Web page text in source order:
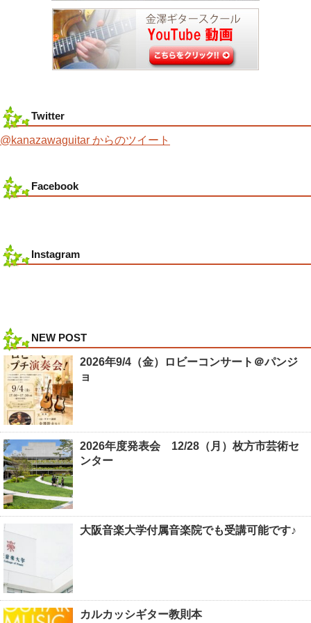
Twitter
@kanazawaguitar からのツイート
Facebook
Instagram
NEW POST
2026年9/4（金）ロビーコンサート＠パンジ
ョ
2026年度発表会 12/28（月）枚方市芸術セ
ンター
大阪音楽大学付属音楽院でも受講可能です♪
カルカッシギター教則本